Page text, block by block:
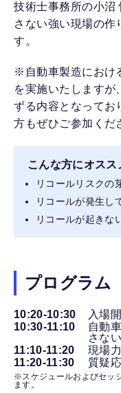
技術士事務所の小沼
さない強い現場の作
す。
※自動車製造におけ
を実施いたしますが
ずる内容となってお
方もぜひご参加くだ
こんな方にオスス
リコールリスクの
リコールが発生し
リコールが起きな
プログラム
10:20-10:30
入場
10:30-11:10
自動
さな
11:10-11:20
現場
11:20-11:30
質疑
※スケジュールおよびセッ
ます。